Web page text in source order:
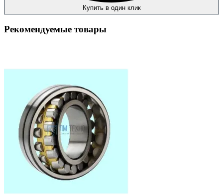
Купить в один клик
Рекомендуемые товары